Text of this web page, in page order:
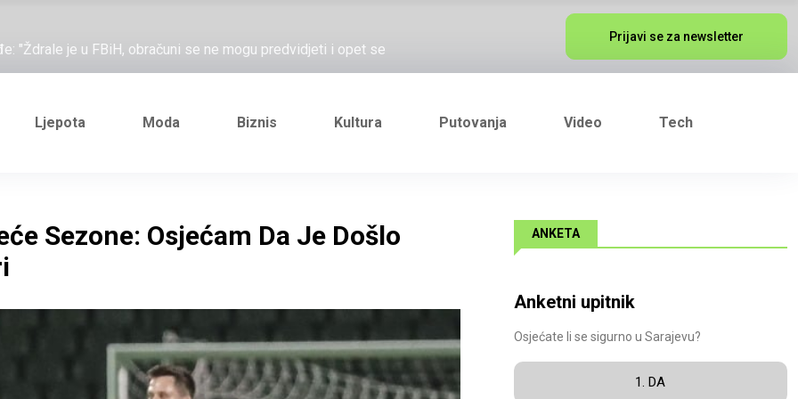
"Ždrale je u FBiH, obračuni se ne mogu predvidjeti i opet se
Željezničarov Karamarko
je general Izet Nanić, pogibijom je probio blokadu koja je
Željezničarov Karamarko
Prijavi se za newsletter
Ljepota Moda Biznis Kultura Putovanja Video Tech
Sezone: Osjećam Da Je Došlo
ANKETA
Anketni upitnik
Osjećate li se sigurno u Sarajevu?
1. DA